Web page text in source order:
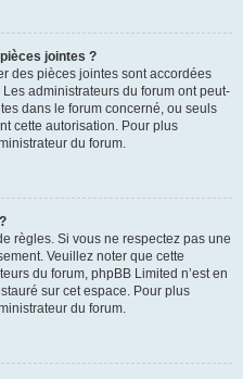
jointes ?
des pièces jointes sont accordées
administrateurs du forum ont peut-
dans le forum concerné, ou seuls
cette autorisation. Pour plus
du forum.
règles. Si vous ne respectez pas une
Veuillez noter que cette
du forum, phpBB Limited n’est en
sur cet espace. Pour plus
du forum.